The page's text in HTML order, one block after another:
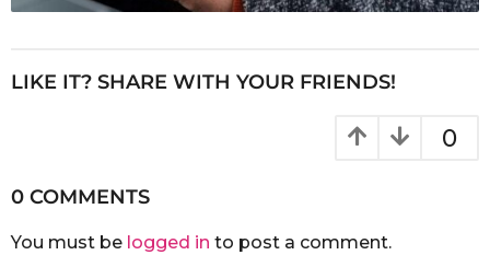
LIKE IT? SHARE WITH YOUR FRIENDS!
0
0 COMMENTS
You must be logged in to post a comment.